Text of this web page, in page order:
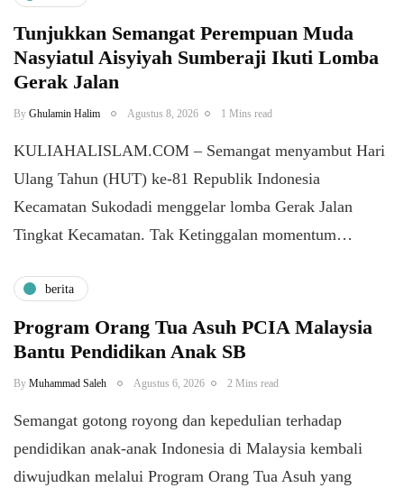
Tunjukkan Semangat Perempuan Muda
Nasyiatul Aisyiyah Sumberaji Ikuti Lomba
Gerak Jalan
By Ghulamin Halim Agustus 8, 2026 1 Mins read
KULIAHALISLAM.COM – Semangat menyambut Hari
Ulang Tahun (HUT) ke-81 Republik Indonesia
Kecamatan Sukodadi menggelar lomba Gerak Jalan
Tingkat Kecamatan. Tak Ketinggalan momentum…
berita
Program Orang Tua Asuh PCIA Malaysia
Bantu Pendidikan Anak SB
By Muhammad Saleh Agustus 6, 2026 2 Mins read
​Semangat gotong royong dan kepedulian terhadap
pendidikan anak-anak Indonesia di Malaysia kembali
diwujudkan melalui Program Orang Tua Asuh yang